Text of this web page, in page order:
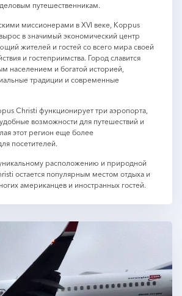
деловым путешественникам.
миссионерами в XVI веке, Корpus
в значимый экономический центр
жителей и гостей со всего мира своей
и гостеприимства. Город славится
населением и богатой историей,
традиции и современные
Christi функционирует три аэропорта,
возможности для путешествий и
этот регион еще более
посетителей.
расположению и природной
остается популярным местом отдыха и
американцев и иностранных гостей.